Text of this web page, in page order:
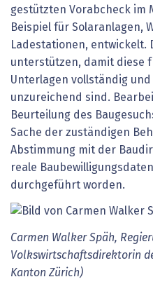
gestützten Vorabcheck im
Beispiel für Solaranlagen,
Ladestationen, entwickelt.
unterstützen, damit diese
Unterlagen vollständig
unzureichend sind.
Beurteilung des
Sache der zuständigen
Abstimmung mit der
reale
durchgeführt worden.
Carmen Walker Späh,
Volkswirtschaftsdirektorin
Kanton Zürich)